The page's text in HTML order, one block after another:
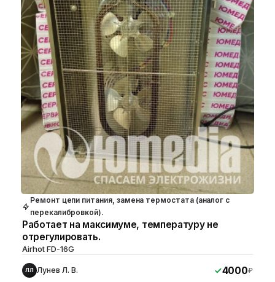
Ремонт цепи питания, замена термостата (аналог с
перекалибровкой).
Работает на максимуме, температуру не
отрегулировать.
Airhot FD-16G
ЛЛ Лунев Л. В. 4000₽